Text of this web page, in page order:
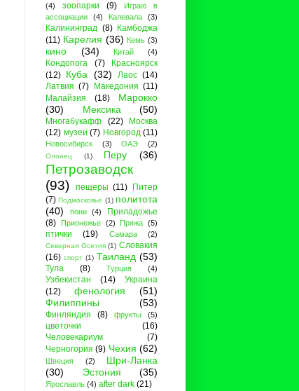
(4)
зоопарки (9)
Играю в
ассоциации
(4) Калевала (3)
Калининград (8)
Камбоджа
(11) Карелия (36) Кемь (3)
кино (34) Китай (4)
Кондопога (7)
Красноярск
(12) Куба (32) Лаос (14)
Латвия (7) Македония (11)
Малайзия
(18)
Марокко
(30)
Мексика (50)
Многабукафф (22)
Москва
(12) музеи (7) Новгород (11)
Новосибирск (3) ОАЭ (2)
Олонец (1) Перу (36)
Петрозаводск
(93)
пещеры (11)
Питер
(7) Подмосковье (1) политота
(40)
пони (4)
Приладожье
(8) Прионежье (2) Пряжа (5)
птички (19) Самара (2)
Северная Осетия (1) Словакия
(16) спорт (1) Таиланд (53)
Тула (8) Турция (4)
Узбекистан (14)
Украина
(12)
фенология
(51)
Филиппины
(53)
Финляндия (8) фрукты (5)
цветочки
(16)
Человекариум
(7)
Черногория (9) Чехия (62)
Швеция (2)
Шри-Ланка
(30)
Эстония (35)
Ярославль (4) after dark (21)